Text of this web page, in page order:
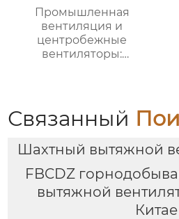
Промышленная
вентиляция и
центробежные
вентиляторы:
производственных
процессов
Связанный
Шахтный вытяжной
FBCDZ
вытяжной
Китае